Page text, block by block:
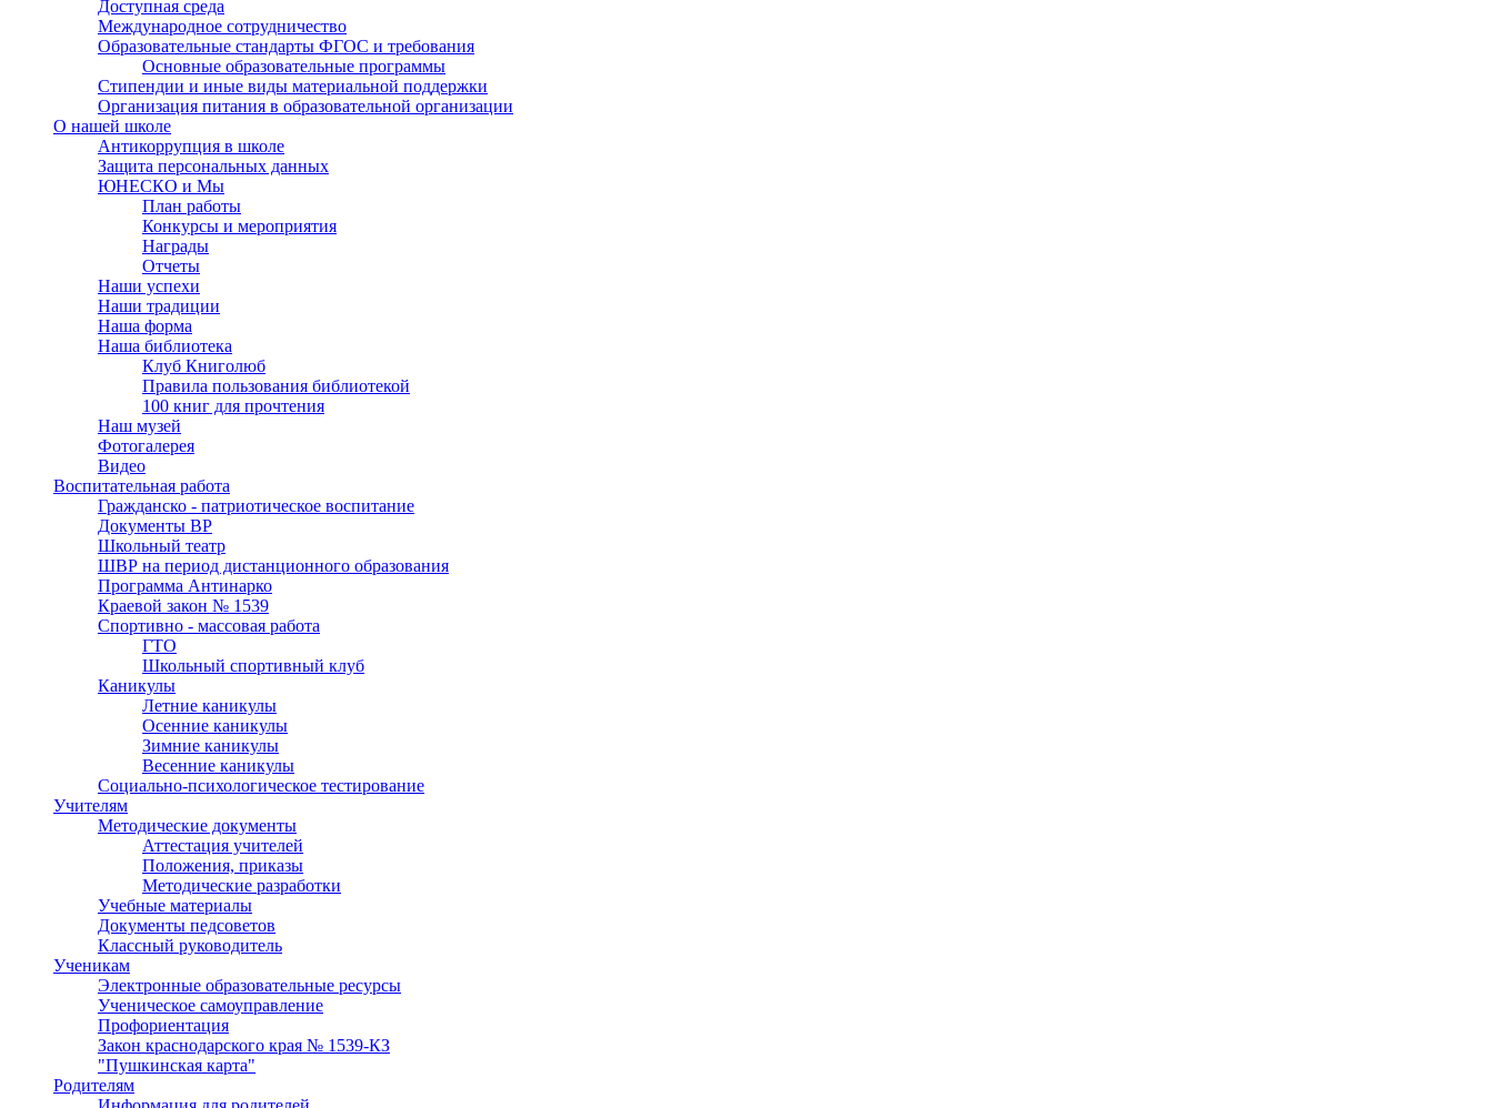
Доступная среда
Международное сотрудничество
Образовательные стандарты ФГОС и требования
Основные образовательные программы
Стипендии и иные виды материальной поддержки
Организация питания в образовательной организации
О нашей школе
Антикоррупция в школе
Защита персональных данных
ЮНЕСКО и Мы
План работы
Конкурсы и мероприятия
Награды
Отчеты
Наши успехи
Наши традиции
Наша форма
Наша библиотека
Клуб Книголюб
Правила пользования библиотекой
100 книг для прочтения
Наш музей
Фотогалерея
Видео
Воспитательная работа
Гражданско - патриотическое воспитание
Документы ВР
Школьный театр
ШВР на период дистанционного образования
Программа Антинарко
Краевой закон № 1539
Спортивно - массовая работа
ГТО
Школьный спортивный клуб
Каникулы
Летние каникулы
Осенние каникулы
Зимние каникулы
Весенние каникулы
Социально-психологическое тестирование
Учителям
Методические документы
Аттестация учителей
Положения, приказы
Методические разработки
Учебные материалы
Документы педсоветов
Классный руководитель
Ученикам
Электронные образовательные ресурсы
Ученическое самоуправление
Профориентация
Закон краснодарского края № 1539-КЗ
"Пушкинская карта"
Родителям